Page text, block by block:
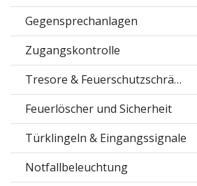
Gegensprechanlagen
Zugangskontrolle
Tresore & Feuerschutzschränke
Feuerlöscher und Sicherheit
Türklingeln & Eingangssignale
Notfallbeleuchtung